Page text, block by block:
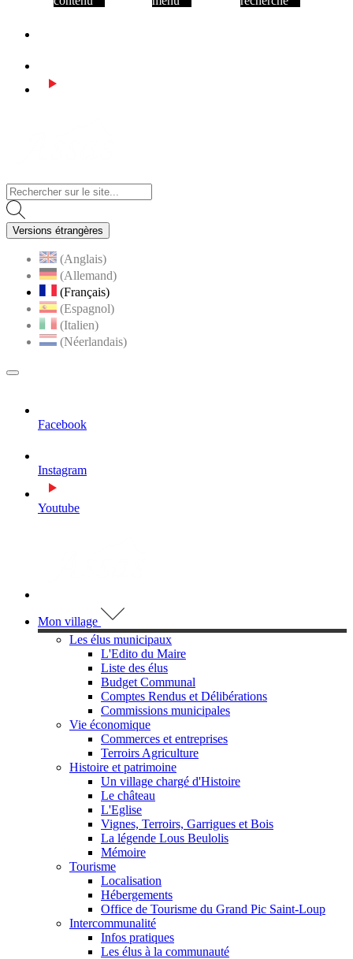
Versions étrangères
(Anglais)
(Allemand)
(Français)
(Espagnol)
(Italien)
(Néerlandais)
MENU
Facebook
Instagram
Youtube
Mon village
Les élus municipaux
L'Edito du Maire
Liste des élus
Budget Communal
Comptes Rendus et Délibérations
Commissions municipales
Vie économique
Commerces et entreprises
Terroirs Agriculture
Histoire et patrimoine
Un village chargé d'Histoire
Le château
L'Eglise
Vignes, Terroirs, Garrigues et Bois
La légende Lous Beulolis
Mémoire
Tourisme
Localisation
Hébergements
Office de Tourisme du Grand Pic Saint-Loup
Intercommunalité
Infos pratiques
Les élus à la communauté